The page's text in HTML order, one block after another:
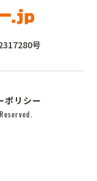
号
ポリシー